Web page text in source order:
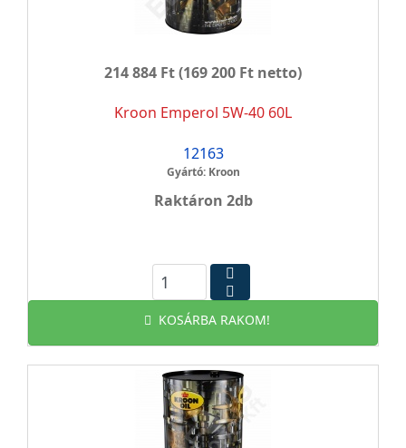
214 884 Ft(169 200 Ft netto)
Kroon Emperol 5W-40 60L
12163
Gyártó: Kroon
Raktáron 2db
KOSÁRBA RAKOM!